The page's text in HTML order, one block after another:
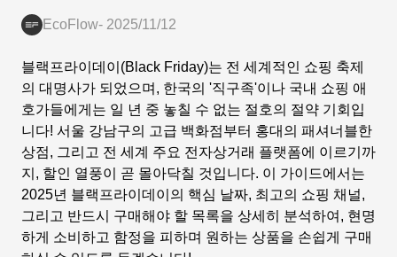
EcoFlow- 2025/11/12
블랙프라이데이(Black Friday)는 전 세계적인 쇼핑 축제
의 대명사가 되었으며, 한국의 '직구족'이나 국내 쇼핑 애
호가들에게는 일 년 중 놓칠 수 없는 절호의 절약 기회입
니다! 서울 강남구의 고급 백화점부터 홍대의 패셔너블한
상점, 그리고 전 세계 주요 전자상거래 플랫폼에 이르기까
지, 할인 열풍이 곧 몰아닥칠 것입니다. 이 가이드에서는
2025년 블랙프라이데이의 핵심 날짜, 최고의 쇼핑 채널,
그리고 반드시 구매해야 할 목록을 상세히 분석하여, 현명
하게 소비하고 함정을 피하며 원하는 상품을 손쉽게 구매